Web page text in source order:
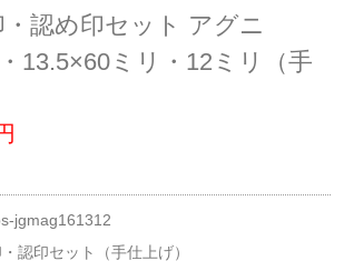
認め印セット アグニ
13.5×60ミリ・12ミリ（手
jgmag161312
認印セット（手仕上げ）